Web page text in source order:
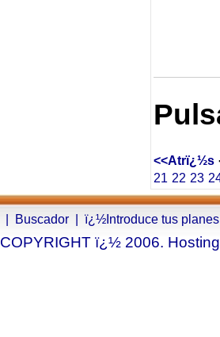
<<Atrï¿½s
21 22 23
Buscador ï¿½Introduce tus
COPYRIGHT ï¿½ 2006.